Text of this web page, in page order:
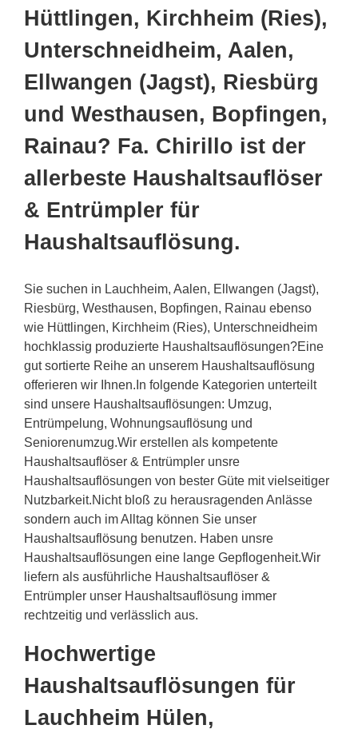
Hüttlingen, Kirchheim (Ries),
Unterschneidheim, Aalen,
Ellwangen (Jagst), Riesbürg
und Westhausen, Bopfingen,
Rainau? Fa. Chirillo ist der
allerbeste Haushaltsauflöser
& Entrümpler für
Haushaltsauflösung.
Sie suchen in Lauchheim, Aalen, Ellwangen (Jagst),
Riesbürg, Westhausen, Bopfingen, Rainau ebenso
wie Hüttlingen, Kirchheim (Ries), Unterschneidheim
hochklassig produzierte Haushaltsauflösungen?Eine
gut sortierte Reihe an unserem Haushaltsauflösung
offerieren wir Ihnen.In folgende Kategorien unterteilt
sind unsere Haushaltsauflösungen: Umzug,
Entrümpelung, Wohnungsauflösung und
Seniorenumzug.Wir erstellen als kompetente
Haushaltsauflöser & Entrümpler unsre
Haushaltsauflösungen von bester Güte mit vielseitiger
Nutzbarkeit.Nicht bloß zu herausragenden Anlässe
sondern auch im Alltag können Sie unser
Haushaltsauflösung benutzen. Haben unsre
Haushaltsauflösungen eine lange Gepflogenheit.Wir
liefern als ausführliche Haushaltsauflöser &
Entrümpler unser Haushaltsauflösung immer
rechtzeitig und verlässlich aus.
Hochwertige
Haushaltsauflösungen für
Lauchheim Hülen,